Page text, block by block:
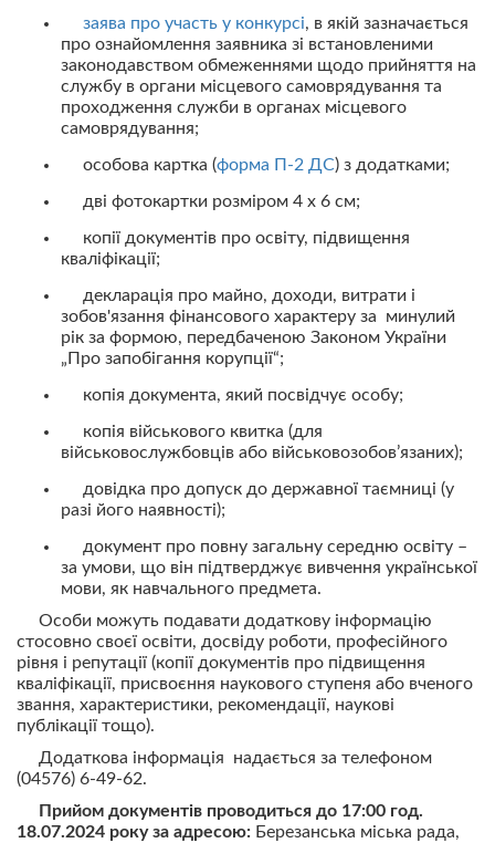
заява про участь у конкурсі, в якій зазначається
про ознайомлення заявника зі встановленими
законодавством обмеженнями щодо прийняття на
службу в органи місцевого самоврядування та
проходження служби в органах місцевого
самоврядування;
особова картка (форма П-2 ДС) з додатками;
дві фотокартки розміром 4 х 6 см;
копії документів про освіту, підвищення
кваліфікації;
декларація про майно, доходи, витрати і
зобов'язання фінансового характеру за минулий
рік за формою, передбаченою Законом України
„Про запобігання корупції“;
копія документа, який посвідчує особу;
копія військового квитка (для
військовослужбовців або військовозобов’язаних);
довідка про допуск до державної таємниці (у
разі його наявності);
документ про повну загальну середню освіту –
за умови, що він підтверджує вивчення української
мови, як навчального предмета.
Особи можуть подавати додаткову інформацію
стосовно своєї освіти, досвіду роботи, професійного
рівня і репутації (копії документів про підвищення
кваліфікації, присвоєння наукового ступеня або вченого
звання, характеристики, рекомендації, наукові
публікації тощо).
Додаткова інформація надається за телефоном
(04576) 6-49-62.
Прийом документів проводиться до 17:00 год.
18.07.2024 року за адресою: Березанська міська рада,